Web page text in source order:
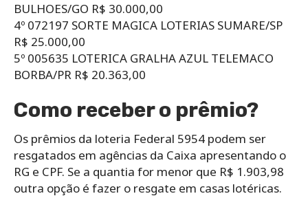
BULHOES/GO R$ 30.000,00
4º 072197 SORTE MAGICA LOTERIAS SUMARE/SP
R$ 25.000,00
5º 005635 LOTERICA GRALHA AZUL TELEMACO
BORBA/PR R$ 20.363,00
Como receber o prêmio?
Os prêmios da loteria Federal 5954 podem ser
resgatados em agências da Caixa apresentando o
RG e CPF. Se a quantia for menor que R$ 1.903,98
outra opção é fazer o resgate em casas lotéricas.